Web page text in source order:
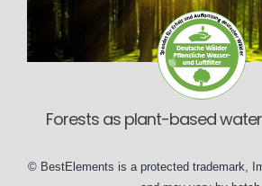
Forests as plant-based
© BestElements is a protected trademark,